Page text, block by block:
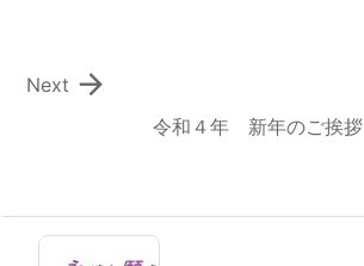
令和４年 新年のご挨拶

Next